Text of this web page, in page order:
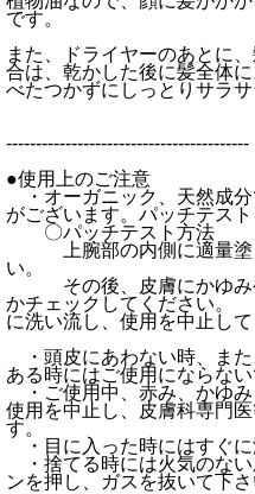
です。
また、ドライヤーのあとに
合は、乾かした後に髪全体
べたつかずにしっとりサラサ
-----------------------------------------
●使用上のご注意
・オーガニック、天然成
がございます。パッチテス
〇パッチテスト方法
上腕部の内側に適量塗り
い。
その後、皮膚にかゆみや
かチェックしてください
に洗い流し、使用を中止して
・頭皮にあわない時、ま
ある時にはご使用にならない
・ご使用中、赤み、かゆ
使用を中止し、皮膚科専門
す。
・目に入った時にはすぐに
・捨てる時には火気のな
ンを押し、ガスを抜いて下さ